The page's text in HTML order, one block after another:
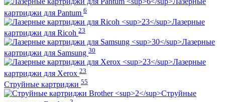
картриджи для Pantum 6
Лазерные
картриджи для Ricoh 23
Лазерные
картриджи для Samsung 30
Лазерные
картриджи для Xerox 23
Струйные картриджи 55
Струйные